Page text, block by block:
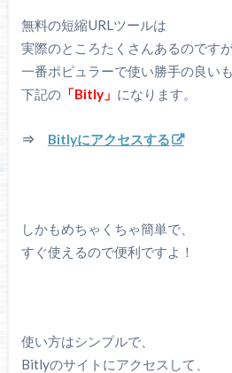
無料の短縮URLツールは
実際のところたくさんあるのですが
一番ポピュラーで使い勝手の良い
下記の「Bitly」 になります。
⇒ Bitlyにアクセスする
しかもめちゃくちゃ簡単で、
すぐ使えるので便利ですよ！
使い方はシンプルで、
Bitlyのサイトにアクセスして、